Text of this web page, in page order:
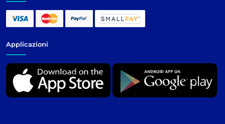
Applicazioni